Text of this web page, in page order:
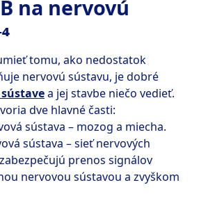
na nervovú
tomu, ako nedostatok
nervovú sústavu, je dobré
a jej stavbe niečo vedieť.
sústava – sieť nervových
prenos signálov
nervovou sústavou a zvyškom